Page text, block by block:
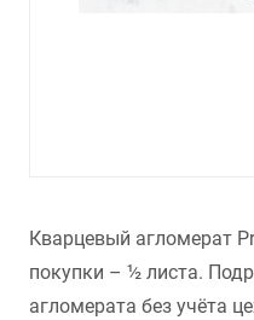
Кварцевый агломерат
покупки – ½ листа.
агломерата без учёта